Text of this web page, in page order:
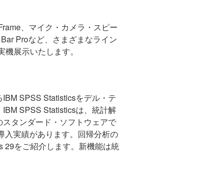
、マイク・カメラ・スピー
Proなど、さまざまなライン
機展示いたします。
IBM SPSS Statisticsをデル・テ
IBM SPSS Statisticsは、統計解
タンダード・ソフトウェアで
入実績があります。回帰分析の
29をご紹介します。新機能は統